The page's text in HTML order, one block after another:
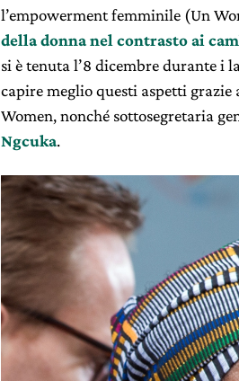
l’empowerment femminile (Un
della donna nel contrasto ai
si è tenuta l’8 dicembre durante i
capire meglio questi aspetti
Women, nonché sottosegretaria
Ngcuka.